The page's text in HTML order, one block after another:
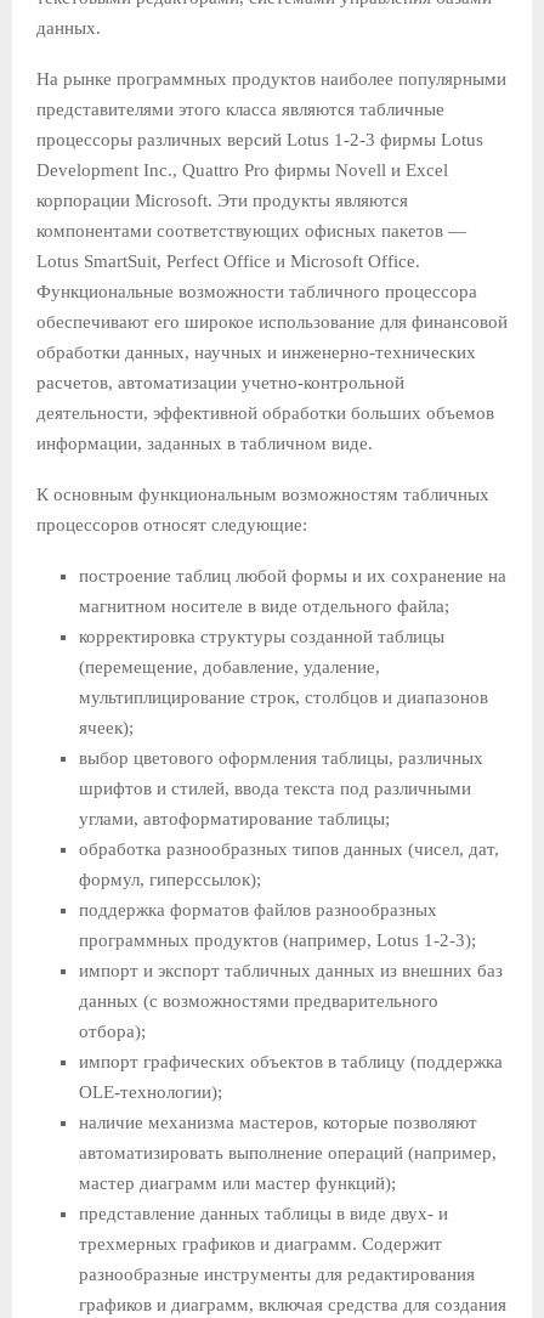
данных.
На рынке программных продуктов наиболее популярными
представителями этого класса являются табличные
процессо­ры различных версий Lotus 1-2-3 фирмы Lotus
Development Inc., Quattro Pro фирмы Novell и Excel
корпорации Microsoft. Эти продукты являются
компонентами соответствующих офис­ных пакетов —
Lotus SmartSuit, Perfect Office и Microsoft Office.
Функциональные возможности табличного процессора
обес­печивают его широкое использование для финансовой
обработ­ки данных, научных и инженерно-технических
расчетов, авто­матизации учетно-контрольной
деятельности, эффективной обработки больших объемов
информации, заданных в таблич­ном виде.
К основным функциональным возможностям таблич­ных
процессоров относят следующие:
построение таблиц любой формы и их сохранение на
магнит­ном носителе в виде отдельного файла;
корректировка структуры созданной таблицы
(перемещение, добавление, удаление,
мультиплицирование строк, столбцов и диапазонов
ячеек);
выбор цветового оформления таблицы, различных
шрифтов и стилей, ввода текста под различными
углами, автоформа­тирование таблицы;
обработка разнообразных типов данных (чисел, дат,
формул, гиперссылок);
поддержка форматов файлов разнообразных
программных продуктов (например, Lotus 1-2-3);
импорт и экспорт табличных данных из внешних баз
данных (с возможностями предварительного
отбора);
импорт графических объектов в таблицу (поддержка
OLE-технологии);
наличие механизма мастеров, которые позволяют
автомати­зировать выполнение операций (например,
мастер диаграмм или мастер функций);
представление данных таблицы в виде двух- и
трехмерных графиков и диаграмм. Содержит
разнообразные инструмен­ты для редактирования
графиков и диаграмм, включая сред­ства для создания